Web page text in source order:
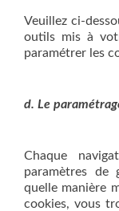
Veuillez ci-
outils mis à
paramétrer les
d. Le
Chaque
paramètres de
quelle manière
cookies, vous